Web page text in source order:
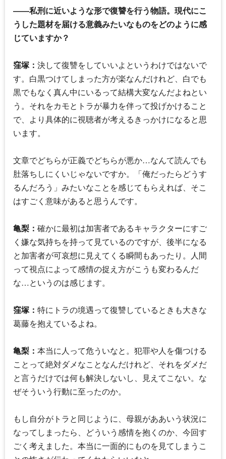
――私刑に近いような形で復讐を行う物語。現代にこ
うした題材を届ける意義みたいなものをどのように感
じていますか？
窪塚： 決して復讐をしていいよというわけではないで
す。白黒つけてしまった方が楽なんだけれど、白でも
黒でもなく真ん中にいるって結構大変なんだよねとい
う。それをカモとトラが暴力を伴って投げかけること
で、より具体的に視聴者が考えるきっかけになると思
います。
文章でどちらが正義でどちらが悪か…なんて読んでも
肚落ちしにくいじゃないですか。「俺だったらどうす
るんだろう」みたいなことを感じてもらえれば、そこ
はすごく意味があると思うんです。
亀梨： 確かに最初は加害者であるキャラクターにすご
く嫌な気持ちを持って見ているのですが、後半になる
と加害者が可哀想に見えてくる瞬間もあったり。人間
って視点によって感情の捉え方がこうも変わるんだ
な…というのは感じます。
窪塚： 特にトラの境遇って復讐しているときも大きな
葛藤を抱えているよね。
亀梨： 本当に人って危ういなと。犯罪や人を傷つける
ことって絶対ダメなことなんだけれど、それをダメだ
と言うだけでは何も解決しないし、見えてこない。な
ぜそういう行動に至ったのか。
もし自分がトラと同じように、母親がああいう状況に
なってしまったら、どういう感情を抱くのか、今回す
ごく考えました。本当に一面的にものを見てしまうこ